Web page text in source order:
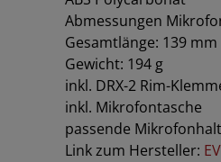
Abmessungen
Gesamtlänge: 139 mm
Gewicht: 194 g
inkl. DRX-2 Rim-
inkl. Mikrofontasche
passende
Link zum Hersteller: EV